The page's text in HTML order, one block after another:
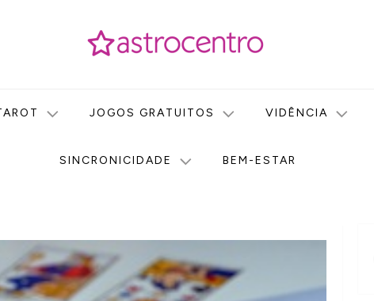
JOGOS GRATUITOS VIDÊNCIA
SINCRONICIDADE BEM-ESTAR